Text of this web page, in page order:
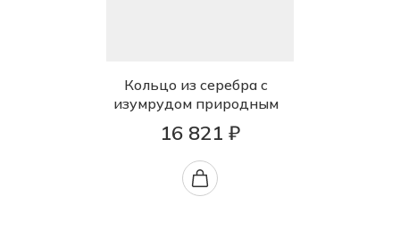
Кольцо из серебра с
изумрудом природным
16 821 ₽